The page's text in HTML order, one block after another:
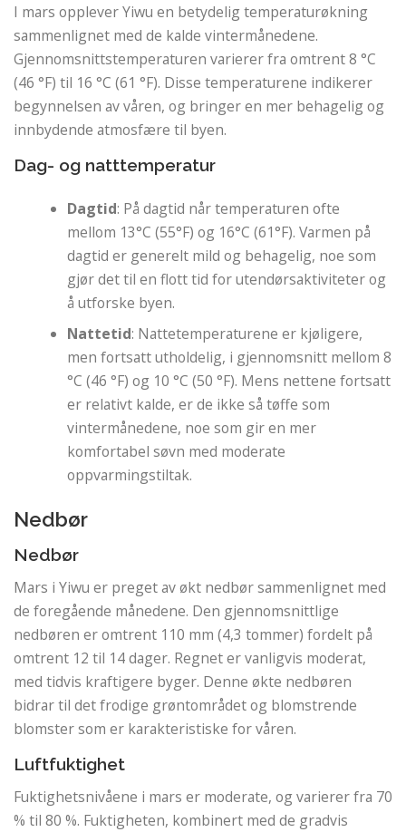
I mars opplever Yiwu en betydelig temperaturøkning
sammenlignet med de kalde vintermånedene.
Gjennomsnittstemperaturen varierer fra omtrent 8 °C
(46 °F) til 16 °C (61 °F). Disse temperaturene indikerer
begynnelsen av våren, og bringer en mer behagelig og
innbydende atmosfære til byen.
Dag- og natttemperatur
Dagtid: På dagtid når temperaturen ofte
mellom 13°C (55°F) og 16°C (61°F). Varmen på
dagtid er generelt mild og behagelig, noe som
gjør det til en flott tid for utendørsaktiviteter og
å utforske byen.
Nattetid: Nattetemperaturene er kjøligere,
men fortsatt utholdelig, i gjennomsnitt mellom 8
°C (46 °F) og 10 °C (50 °F). Mens nettene fortsatt
er relativt kalde, er de ikke så tøffe som
vintermånedene, noe som gir en mer
komfortabel søvn med moderate
oppvarmingstiltak.
Nedbør
Nedbør
Mars i Yiwu er preget av økt nedbør sammenlignet med
de foregående månedene. Den gjennomsnittlige
nedbøren er omtrent 110 mm (4,3 tommer) fordelt på
omtrent 12 til 14 dager. Regnet er vanligvis moderat,
med tidvis kraftigere byger. Denne økte nedbøren
bidrar til det frodige grøntområdet og blomstrende
blomster som er karakteristiske for våren.
Luftfuktighet
Fuktighetsnivåene i mars er moderate, og varierer fra 70
% til 80 %. Fuktigheten, kombinert med de gradvis